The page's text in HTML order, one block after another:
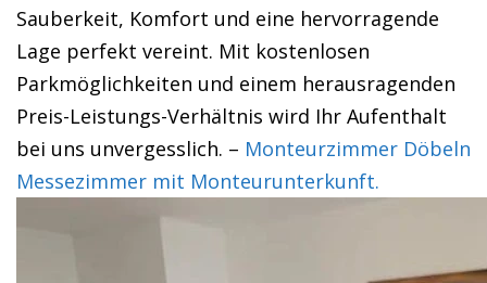
Sauberkeit, Komfort und eine hervorragende
Lage perfekt vereint. Mit kostenlosen
Parkmöglichkeiten und einem herausragenden
Preis-Leistungs-Verhältnis wird Ihr Aufenthalt
bei uns unvergesslich. – Monteurzimmer Döbeln
Messezimmer mit Monteurunterkunft.